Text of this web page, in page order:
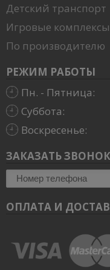
Детский транспорт
Игровые комплексы
По производителю
РЕЖИМ РАБОТЫ
Пн. - Пятница:
Суббота:
Воскресенье:
ЗАКАЗАТЬ ЗВОНОК
ОПЛАТА И